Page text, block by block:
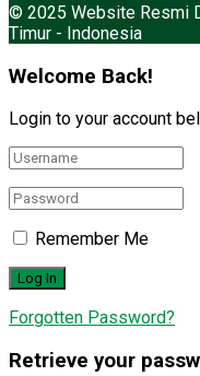
© 2025 Website Resmi
Timur - Indonesia
Welcome Back!
Login to your account
Remember Me
Forgotten Password?
Retrieve your